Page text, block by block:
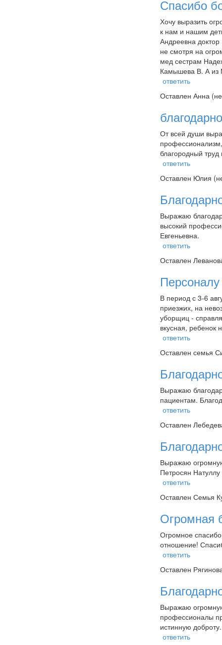
Спасибо
Хочу выразить
к нам и нашим
Андреевна
не смотря на
мед сестрам
Камышева В. А из
ответить
Оставлен Анна
От всей души
благородный
ответить
Оставлен Юлия
Выражаю
высокий
Евгеньевна.
ответить
Оставлен
В период с 3-6
приезжих, на
уборщиц -
вкусная, ребенок
ответить
Оставлен семья
Выражаю
пациентам.
ответить
Оставлен
Выражаю
Петросян
ответить
Оставлен Семья
Огромная
Огромное
отношение!
ответить
Оставлен
Выражаю
профессионалы
истинную доброту.
ответить